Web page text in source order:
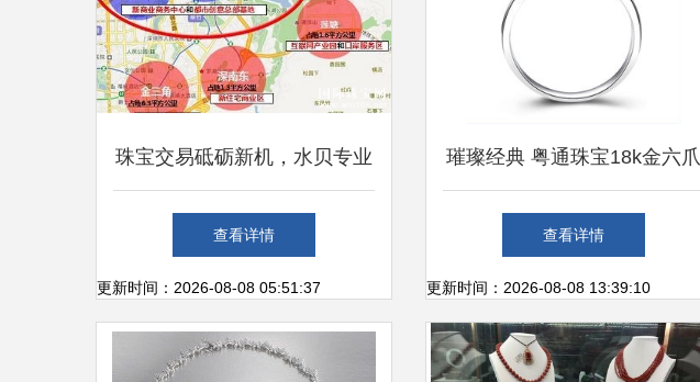
珠宝交易砥砺新机，水贝专业
市场蝶变启航 探寻深圳黄金
珠宝产业高质量发展路径
查看详情
更新时间：2026-08-08 05:51:37
璀璨经典 粤通珠宝18k金六爪
钻戒的永恒之美
查看详情
更新时间：2026-08-08 13:39:10